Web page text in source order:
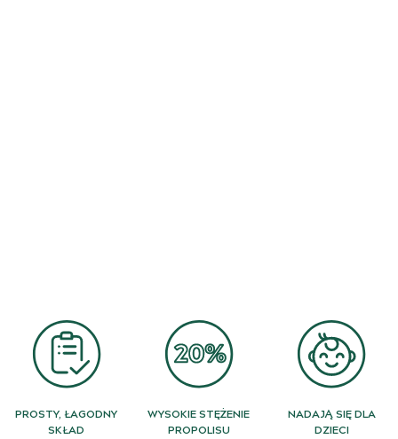
PROSTY, ŁAGODNY
SKŁAD
WYSOKIE STĘŻENIE
PROPOLISU
NADAJĄ SIĘ DLA
DZIECI